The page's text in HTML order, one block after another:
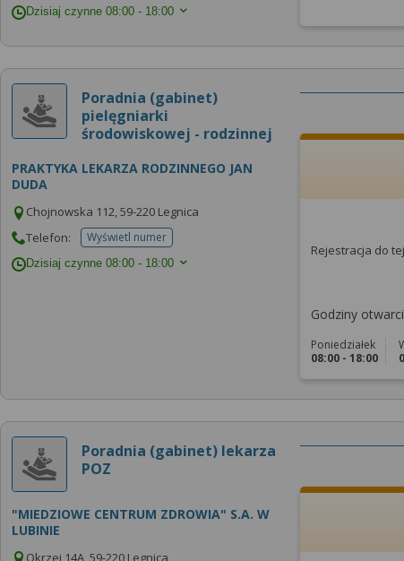
Dzisiaj czynne 08:00 - 18:00
Poradnia (gabinet)
pielęgniarki
środowiskowej - rodzinnej
PRAKTYKA LEKARZA RODZINNEGO JAN
DUDA
Chojnowska 112, 59-220 Legnica
Telefon:
Wyświetl numertelefonu do placowki
Dzisiaj czynne 08:00 - 18:00
Rejestracja do
Godziny
Poniedziałek
08:00 - 18:00
Poradnia (gabinet) lekarza
POZ
"MIEDZIOWE CENTRUM ZDROWIA" S.A. W
LUBINIE
Okrzei 14A, 59-220 Legnica